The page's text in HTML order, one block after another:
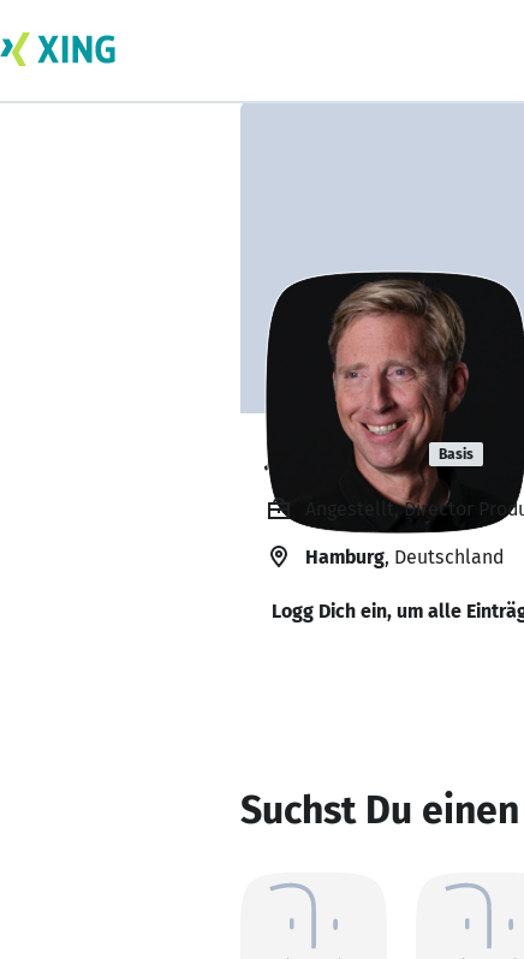
Jan Köpke Basis
Angestellt, Director
Hamburg, Deutschland
Logg Dich ein, um alle
Suchst Du